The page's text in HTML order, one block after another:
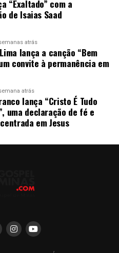
“Exaltado” com a
de Isaias Saad
atrás
lança a canção “Bem
convite à permanência em
atrás
lança “Cristo É Tudo
uma declaração de fé e
em Jesus